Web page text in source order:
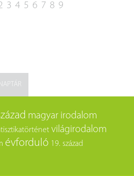
3 4 5 6 7 8 9
magyar irodalom
világirodalom
évforduló 19. század